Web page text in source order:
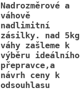
Nadrozměrové a
váhově
nadlimitní
zásilky. nad 5kg
váhy zašleme k
výběru ideálního
přepravce,a
návrh ceny k
odsouhlasu